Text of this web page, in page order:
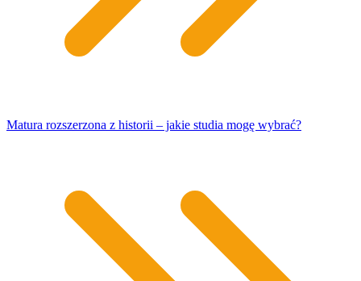
Matura rozszerzona z historii – jakie studia mogę wybrać?